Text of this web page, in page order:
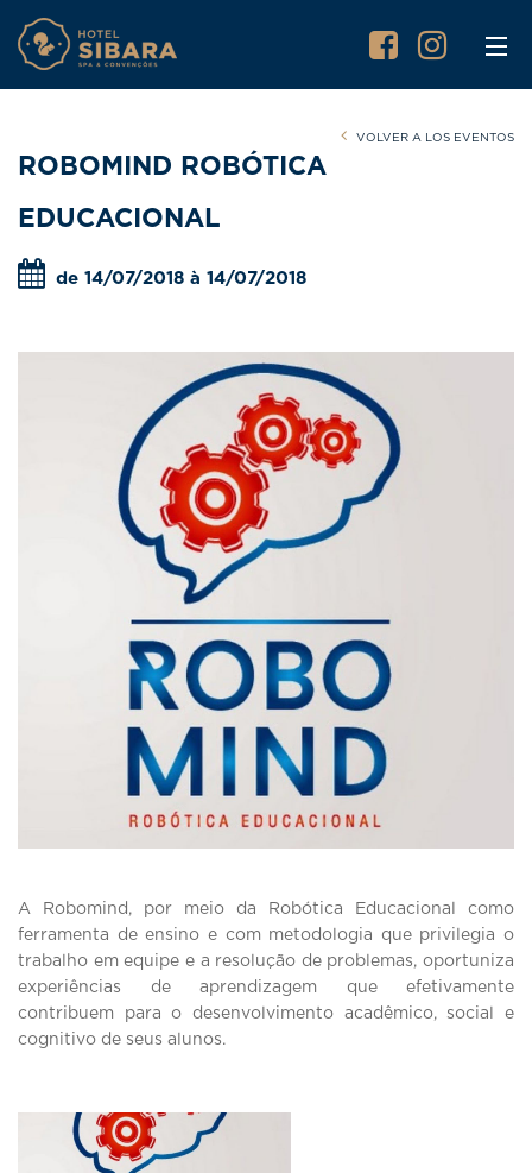
VOLVER A LOS EVENTOS
ROBOMIND ROBÓTICA
EDUCACIONAL
de 14/07/2018 à 14/07/2018
A Robomind, por meio da Robótica Educacional como
ferramenta de ensino e com metodologia que privilegia o
trabalho em equipe e a resolução de problemas, oportuniza
experiências de aprendizagem que efetivamente
contribuem para o desenvolvimento acadêmico, social e
cognitivo de seus alunos.